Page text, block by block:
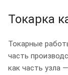
Токарка
Токарные
часть
как часть узла